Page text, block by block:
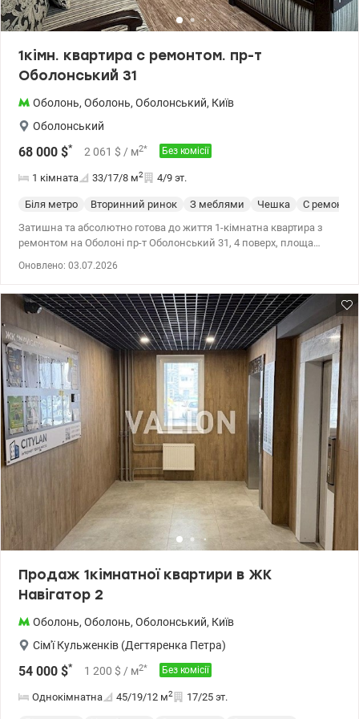
1кімн. квартира с ремонтом. пр-т
Оболонський 31
Оболонь, Оболонь, Оболонський, Київ
Оболонський
68 000 $* 2 061 $ / м2* Без комісії
1 кімната 33/17/8 м2 4/9 эт.
Біля метро Вторинний ринок З меблями Чешка
С
Затишна та абсолютно готова до життя 1-кімнатна квартира з
ремонтом на Оболоні пр-т Оболонський 31, 4 поверх, площа
повністю мебльована. Тут є все для комфортного відпочинку
(диван та крісло розкладаються), включаючи містку шафу. Ціна
68000у.о. без комісії тел. 050-146-45-76 Інна, valion.ua/1153376
Оновлено: 03.07.2026
Продаж 1кімнатної квартири в ЖК
Навігатор 2
Оболонь, Оболонь, Оболонський, Київ
Сім'ї Кульженків (Дегтяренка Петра)
54 000 $* 1 200 $ / м2* Без комісії
Однокімнатна 45/19/12 м2 17/25 эт.